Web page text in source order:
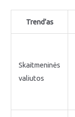
Trend’as
Skaitmeninės
valiutos